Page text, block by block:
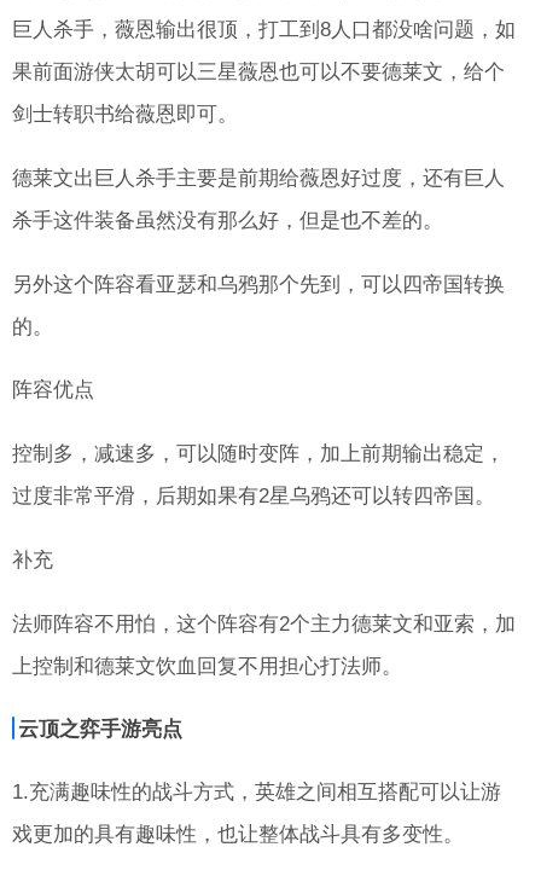
巨人杀手，薇恩输出很顶，打工到8人口都没啥问题，如
果前面游侠太胡可以三星薇恩也可以不要德莱文，给个
剑士转职书给薇恩即可。
德莱文出巨人杀手主要是前期给薇恩好过度，还有巨人
杀手这件装备虽然没有那么好，但是也不差的。
另外这个阵容看亚瑟和乌鸦那个先到，可以四帝国转换
的。
阵容优点
控制多，减速多，可以随时变阵，加上前期输出稳定，
过度非常平滑，后期如果有2星乌鸦还可以转四帝国。
补充
法师阵容不用怕，这个阵容有2个主力德莱文和亚索，加
上控制和德莱文饮血回复不用担心打法师。
云顶之弈手游亮点
1.充满趣味性的战斗方式，英雄之间相互搭配可以让游
戏更加的具有趣味性，也让整体战斗具有多变性。